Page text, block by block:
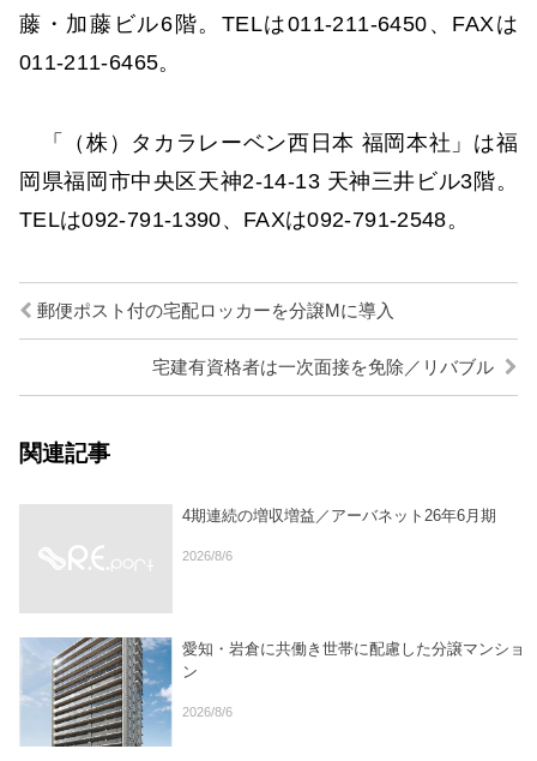
藤・加藤ビル6階。TELは011-211-6450、FAXは
011-211-6465。
「（株）タカラレーベン西日本 福岡本社」は福
岡県福岡市中央区天神2-14-13 天神三井ビル3階。
TELは092-791-1390、FAXは092-791-2548。
郵便ポスト付の宅配ロッカーを分譲Mに導入
宅建有資格者は一次面接を免除／リバブル
関連記事
4期連続の増収増益／アーバネット26年6月期
2026/8/6
愛知・岩倉に共働き世帯に配慮した分譲マンショ
ン
2026/8/6